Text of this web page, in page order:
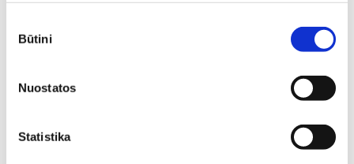
pasirinkimas
Būtini
Nuostatos
Statistika
LENKIŠKI MINKŠTI BALDAI
LENKIŠKI BALDAI